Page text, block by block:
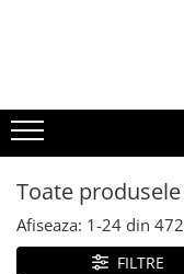
Cărți
Cărticele și broșuri
Anticariat
Ilustrații
Toate produsele
Afiseaza: 1-24 din 472
FILTRE